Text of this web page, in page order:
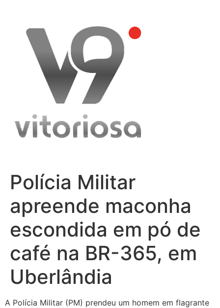
content
Polícia Militar
apreende maconha
escondida em pó de
café na BR-365, em
Uberlândia
A Polícia Militar (PM) prendeu um homem em flagrante